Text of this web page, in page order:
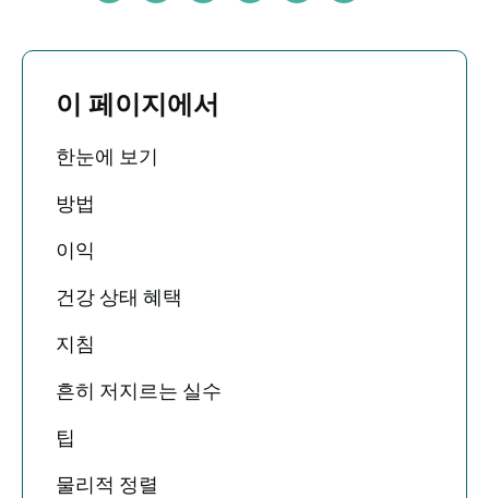
이 페이지에서
한눈에 보기
방법
이익
건강 상태 혜택
지침
흔히 저지르는 실수
팁
물리적 정렬